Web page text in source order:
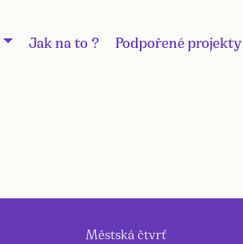
Jak na to ? Podpořené projekty
Městská čtvrť